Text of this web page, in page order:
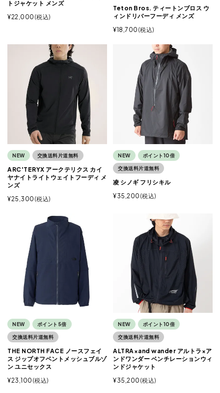
トジャケット メンズ
¥22,000 税込
Teton Bros. ティートンブロス ウ
ィンドリバーフーディ メンズ
¥18,700 税込
NEW 交換送料片道無料
ARC'TERYX アークテリクス カイ
ヤナイトライトウェイトフーディ メ
ンズ
¥25,300 税込
NEW ポイント10倍
交換送料片道無料
凌 シノギ フリシキル
¥35,200 税込
NEW ポイント5倍
交換送料片道無料
THE NORTH FACE ノースフェイ
ス ジップオフベントメッシュブルゾ
ン ユニセックス
¥23,100 税込
NEW ポイント10倍
交換送料片道無料
ALTRA×and wander アルトラ×ア
ンドワンダー ベンチレーションウィ
ンドジャケット
¥35,200 税込